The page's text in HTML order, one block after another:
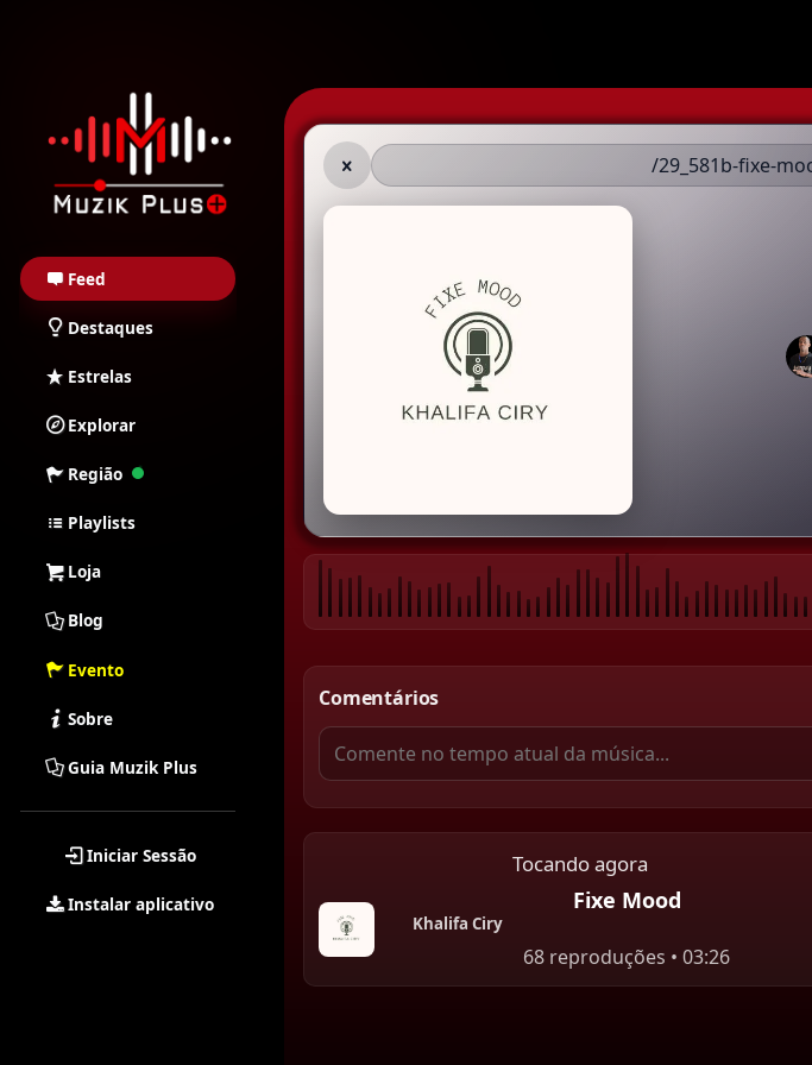
Muzik Plus AO - Streaming de
Feed
Destaques
Estrelas
Explorar
Região
Playlists
Loja
Blog
Evento
Sobre
Guia Muzik Plus
Iniciar Sessão
Instalar aplicativo
/29_581b-fixe-
Comentários
Tocando agora
Fixe Mood
Khalifa Ciry
68 reproduções • 03:26